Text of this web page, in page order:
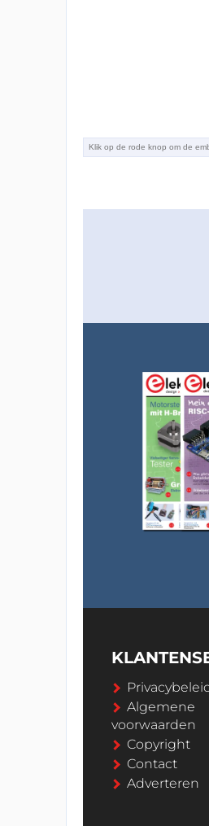
Algemene
voorwaarden
Copyright
Contact
Adverteren